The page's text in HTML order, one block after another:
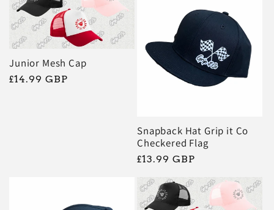
Junior Mesh Cap
Prix
£14.99 GBP
Snapback Hat Grip it Co
Checkered Flag
Prix
£13.99 GBP